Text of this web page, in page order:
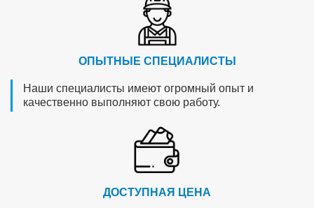
ОПЫТНЫЕ СПЕЦИАЛИСТЫ
Наши специалисты имеют огромный опыт и
качественно выполняют свою работу.
ДОСТУПНАЯ ЦЕНА